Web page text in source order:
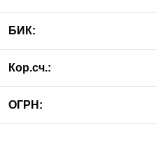
БИК:
Кор.сч.:
ОГРН: